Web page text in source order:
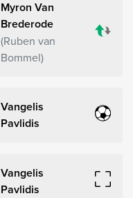
Myron Van
Brederode
Ruben van
Bommel
Vangelis
Pavlidis
Vangelis
Pavlidis